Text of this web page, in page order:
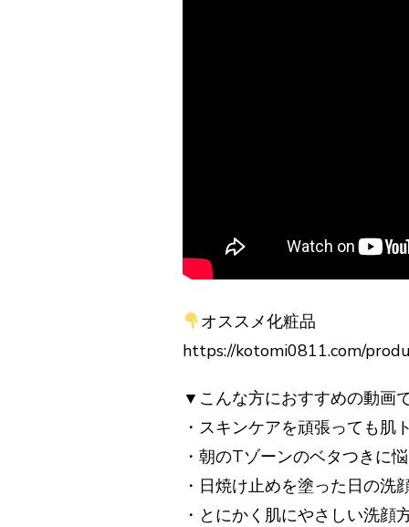
オススメ化粧品
https://kotomi0811.com/
▼こんな方におすすめの動画
・スキンケアを頑張っても肌
・朝のTゾーンのベタつきに
・日焼け止めを塗った日の洗
・とにかく肌にやさしい洗顔